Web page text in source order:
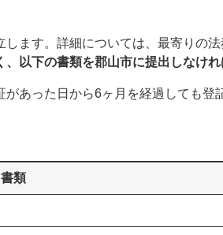
ます。詳細については、最寄りの法
以下の書類を郡山市に提出しなけれ
あった日から6ヶ月を経過しても登
類